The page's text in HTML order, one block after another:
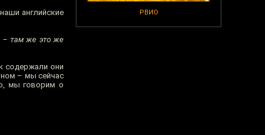
РВИО
английские
– там же это же
содержали они
– мы сейчас
мы говорим о